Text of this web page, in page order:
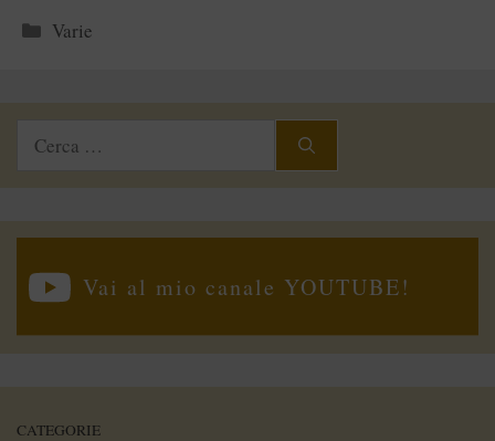
Categorie
Varie
Ricerca
Vai al mio canale YOUTUBE!
CATEGORIE